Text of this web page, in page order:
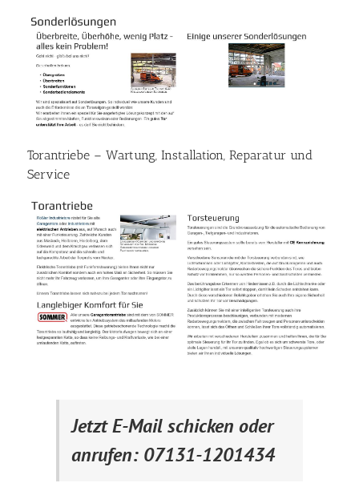
Torantriebe – Wartung, Installation, Reparatur und
Service
Jetzt E-Mail schicken oder
anrufen: 07131-1201434